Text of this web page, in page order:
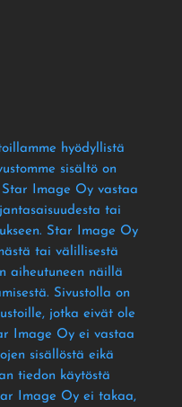
hyödyllistä
sisältö on
Image Oy vastaa
tai
. Star Image Oy
tai välillisestä
aiheutuneen näillä
. Sivustolla on
, jotka eivät ole
Image Oy ei vastaa
sisällöstä eikä
tiedon käytöstä
Image Oy ei takaa,